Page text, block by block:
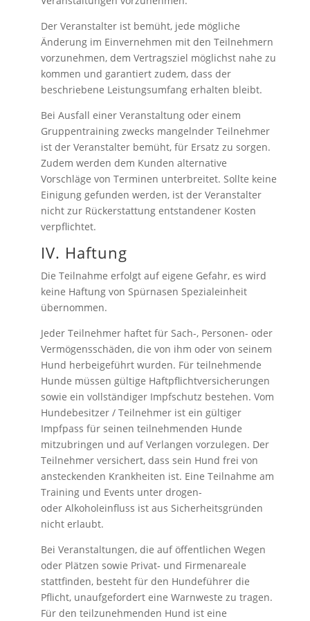
Der Veranstalter ist bemüht, jede mögliche
Änderung im Einvernehmen mit den Teilnehmern
vorzunehmen, dem Vertragsziel möglichst nahe zu
kommen und garantiert zudem, dass der
beschriebene Leistungsumfang erhalten bleibt.
Bei Ausfall einer Veranstaltung oder einem
Gruppentraining zwecks mangelnder Teilnehmer
ist der Veranstalter bemüht, für Ersatz zu sorgen.
Zudem werden dem Kunden alternative
Vorschläge von Terminen unterbreitet. Sollte keine
Einigung gefunden werden, ist der Veranstalter
nicht zur Rückerstattung entstandener Kosten
verpflichtet.
IV. Haftung
Die Teilnahme erfolgt auf eigene Gefahr, es wird
keine Haftung von Spürnasen Spezialeinheit
übernommen.
Jeder Teilnehmer haftet für Sach-, Personen- oder
Vermögensschäden, die von ihm oder von seinem
Hund herbeigeführt wurden. Für teilnehmende
Hunde müssen gültige Haftpflichtversicherungen
sowie ein vollständiger Impfschutz bestehen. Vom
Hundebesitzer / Teilnehmer ist ein gültiger
Impfpass für seinen teilnehmenden Hunde
mitzubringen und auf Verlangen vorzulegen. Der
Teilnehmer versichert, dass sein Hund frei von
ansteckenden Krankheiten ist. Eine Teilnahme am
Training und Events unter drogen-
oder Alkoholeinfluss ist aus Sicherheitsgründen
nicht erlaubt.
Bei Veranstaltungen, die auf öffentlichen Wegen
oder Plätzen sowie Privat- und Firmenareale
stattfinden, besteht für den Hundeführer die
Pflicht, unaufgefordert eine Warnweste zu tragen.
Für den teilzunehmenden Hund ist eine